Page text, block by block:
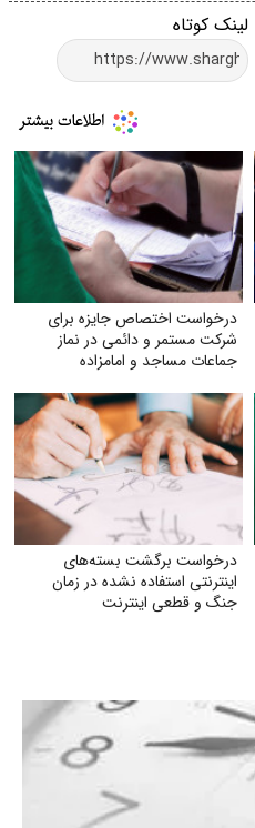
لینک کوتاه
درخواست اختصاص جایزه برای
شرکت مستمر و دائمی در نماز
جماعات مساجد و امامزاده
درخواست برگشت بسته‌های
اینترنتی استفاده نشده در زمان
جنگ و قطعی اینترنت